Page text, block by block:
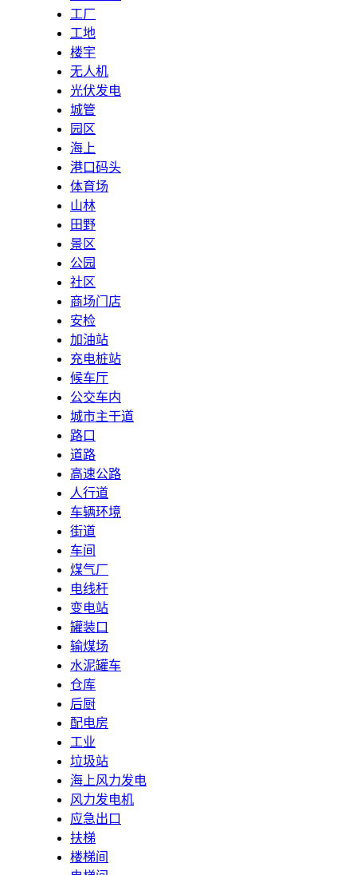
工厂
工地
楼宇
无人机
光伏发电
城管
园区
海上
港口码头
体育场
山林
田野
景区
公园
社区
商场门店
安检
加油站
充电桩站
候车厅
公交车内
城市主干道
路口
道路
高速公路
人行道
车辆环境
街道
车间
煤气厂
电线杆
变电站
罐装口
输煤场
水泥罐车
仓库
后厨
配电房
工业
垃圾站
海上风力发电
风力发电机
应急出口
扶梯
楼梯间